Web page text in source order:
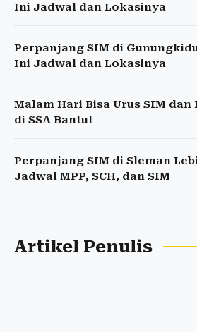
Ini Jadwal dan Lokasinya
Perpanjang SIM di
Ini Jadwal dan Lokasinya
Malam Hari Bisa Urus SIM
di SSA Bantul
Perpanjang SIM di Sleman
Jadwal MPP, SCH, dan SIM
Artikel Penulis